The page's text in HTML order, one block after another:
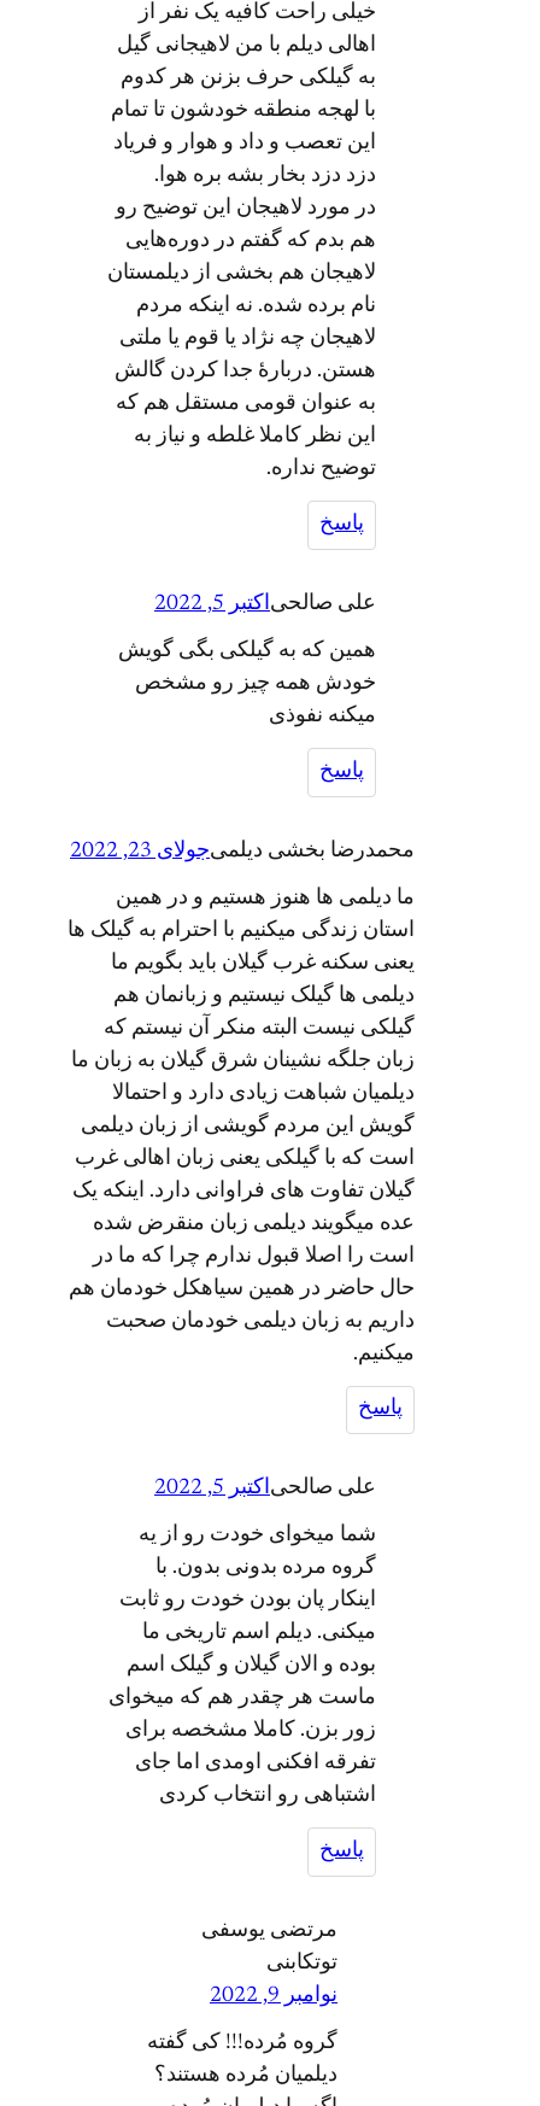
خیلی راحت کافیه یک نفر از
اهالی دیلم با من لاهیجانی گیل
به گیلکی حرف بزنن هر کدوم
با لهجه منطقه خودشون تا تمام
اين تعصب و داد و هوار و فرياد
دزد دزد بخار بشه بره هوا.
در مورد لاهیجان این توضيح رو
هم بدم که گفتم در دوره‌هایی
لاهیجان هم بخشی از دیلمستان
نام برده شده. نه اینکه مردم
لاهیجان چه نژاد یا قوم یا ملتی
هستن. دربارهٔ جدا کردن گالش
به عنوان قومی مستقل هم که
این نظر کاملا غلطه و نیاز به
توضیح نداره.
پاسخ
علی صالحیاکتبر 5, 2022
همین که به گیلکی بگی گویش
خودش همه چیز رو مشخص
میکنه نفوذی
پاسخ
محمدرضا بخشی دیلمیجولای 23, 2022
ما دیلمی ها هنوز هستیم و در همین
استان زندگی میکنیم با احترام به گیلک ها
یعنی سکنه غرب گیلان باید بگویم ما
دیلمی ها گیلک نیستیم و زبانمان هم
گیلکی نیست البته منکر آن نیستم که
زبان جلگه نشینان شرق گیلان به زبان ما
دیلمیان شباهت زیادی دارد و احتمالا
گویش این مردم گویشی از زبان دیلمی
است که با گیلکی یعنی زبان اهالی غرب
گیلان تفاوت های فراوانی دارد. اینکه یک
عده میگویند دیلمی زبان منقرض شده
است را اصلا قبول ندارم چرا که ما در
حال حاضر در همین سیاهکل خودمان هم
داریم به زبان دیلمی خودمان صحبت
میکنیم.
پاسخ
علی صالحیاکتبر 5, 2022
شما میخوای خودت رو از یه
گروه مرده بدونی بدون. با
اینکار پان بودن خودت رو ثابت
میکنی. دیلم اسم تاریخی ما
بوده و الان گیلان و گیلک اسم
ماست هر چقدر هم که میخوای
زور بزن. کاملا مشخصه برای
تفرقه افکنی اومدی اما جای
اشتباهی رو انتخاب کردی
پاسخ
مرتضی یوسفی
توتکابنی
نوامبر 9, 2022
گروه مُرده!!! کی گفته
دیلمیان مُرده هستند؟